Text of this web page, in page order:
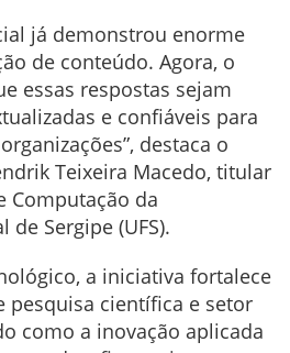
já demonstrou enorme
de conteúdo. Agora, o
essas respostas sejam
e confiáveis para
destaca o
Teixeira Macedo, titular
Computação da
de Sergipe (UFS).
a iniciativa fortalece
pesquisa científica e setor
como a inovação aplicada